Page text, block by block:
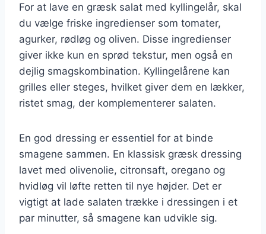
For at lave en græsk salat med kyllingelår, skal
du vælge friske ingredienser som tomater,
agurker, rødløg og oliven. Disse ingredienser
giver ikke kun en sprød tekstur, men også en
dejlig smagskombination. Kyllingelårene kan
grilles eller steges, hvilket giver dem en lækker,
ristet smag, der komplementerer salaten.
En god dressing er essentiel for at binde
smagene sammen. En klassisk græsk dressing
lavet med olivenolie, citronsaft, oregano og
hvidløg vil løfte retten til nye højder. Det er
vigtigt at lade salaten trække i dressingen i et
par minutter, så smagene kan udvikle sig.